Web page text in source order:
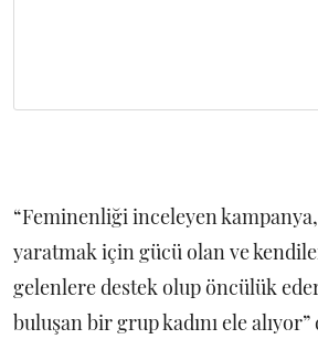
“Feminenliği inceleyen
yaratmak için gücü olan ve
gelenlere destek olup öncülük
buluşan bir grup kadını ele